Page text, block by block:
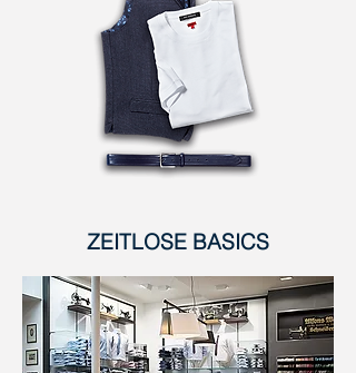
ZEITLOSE BASICS